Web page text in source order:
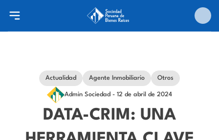
Actualidad Agente Inmobiliario Otros
Admin Sociedad - 12 de abril de 2024
DATA-CRIM: UNA